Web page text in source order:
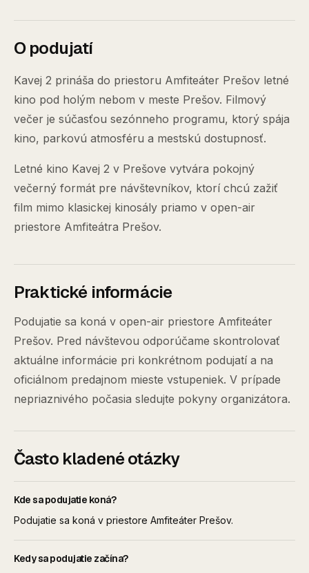
O podujatí
Kavej 2 prináša do priestoru Amfiteáter Prešov letné
kino pod holým nebom v meste Prešov. Filmový
večer je súčasťou sezónneho programu, ktorý spája
kino, parkovú atmosféru a mestskú dostupnosť.
Letné kino Kavej 2 v Prešove vytvára pokojný
večerný formát pre návštevníkov, ktorí chcú zažiť
film mimo klasickej kinosály priamo v open-air
priestore Amfiteátra Prešov.
Praktické informácie
Podujatie sa koná v open-air priestore Amfiteáter
Prešov. Pred návštevou odporúčame skontrolovať
aktuálne informácie pri konkrétnom podujatí a na
oficiálnom predajnom mieste vstupeniek. V prípade
nepriaznivého počasia sledujte pokyny organizátora.
Často kladené otázky
Kde sa podujatie koná?
Podujatie sa koná v priestore Amfiteáter Prešov.
Kedy sa podujatie začína?